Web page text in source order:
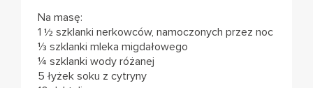
Na masę:
1 ½ szklanki nerkowców, namoczonych przez noc
⅓ szklanki mleka migdałowego
¼ szklanki wody różanej
5 łyżek soku z cytryny